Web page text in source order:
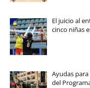
El juicio al
cinco niñas
Ayudas
del